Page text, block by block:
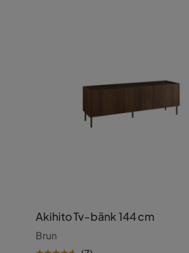
Akihito Tv-bänk 144 cm
Brun